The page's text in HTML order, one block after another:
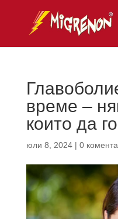
време –
които да
юли 8, 2024| 0